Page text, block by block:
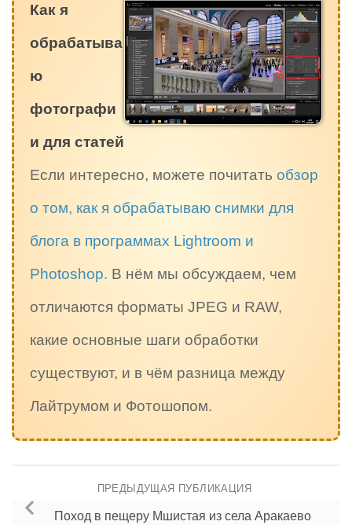
Как я
обрабатыва
ю
фотографи
и для статей
Если интересно, можете почитать обзор
о том, как я обрабатываю снимки для
блога в программах Lightroom и
Photoshop. В нём мы обсуждаем, чем
отличаются форматы JPEG и RAW,
какие основные шаги обработки
существуют, и в чём разница между
Лайтрумом и Фотошопом.
ПРЕДЫДУЩАЯ ПУБЛИКАЦИЯ
Поход в пещеру Мшистая из села Аракаево